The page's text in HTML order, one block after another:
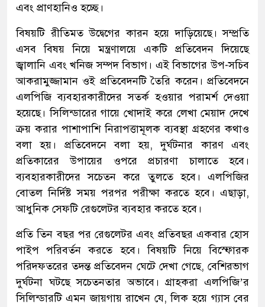
এবং প্রাণহানিও হচ্ছে।
বিষয়টি রীতিমত উদ্বেগের কারন হয়ে দাড়িয়েছে। সম্প্রতি
এসব বিষয় নিয়ে মন্ত্রণালয়ে একটি প্রতিবেদন দিয়েছে
জ্বালানি এবং খনিজ সম্পদ বিভাগ। এই বিভাগের উপ-সচিব
আকরামুজ্জামান ওই প্রতিবেদনটি তৈরি করেন। প্রতিবেদনে
এলপিজি ব্যবহারকারীদের সতর্ক হওয়ার পরামর্শ দেওয়া
হয়েছে। সিলিন্ডারের গায়ে খোদাই করে লেখা মেয়াদ দেখে
ক্রয় করার পাশাপাশি নিরাপত্তামূলক ব্যবস্থা গ্রহণের কথাও
বলা হয়। প্রতিবেদনে বলা হয়, দুর্ঘটনার কারণ এবং
প্রতিকারের উপায়ের ওপরে প্রচারণা চালাতে হবে।
ব্যবহারকারীদের সচেতন করে তুলতে হবে। এলপিজির
বোতল নির্দিষ্ট সময় পরপর পরীক্ষা করতে হবে। এছাড়া,
আধুনিক সেফটি রেগুলেটর ব্যবহার করতে হবে।
প্রতি তিন বছর পর রেগুলেটর এবং প্রতিবছর একবার হোস
পাইপ পরিবর্তন করতে হবে। বিষয়টি নিয়ে বিস্ফোরক
পরিদফতরের তদন্ত প্রতিবেদন ঘেটে দেখা গেছে, বেশিরভাগ
দুর্ঘটনা ঘটছে সচেতনতার অভাবে। গ্রাহকরা এলপিজি’র
সিলিন্ডারটি এমন জায়গায় রাখেন যে, লিক হয়ে গ্যাস বের